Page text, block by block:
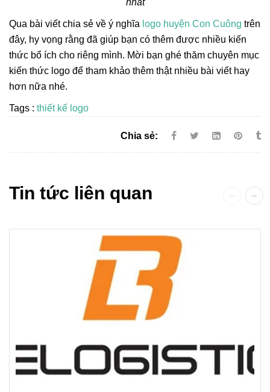
nhất
Qua bài viết chia sẻ về ý nghĩa logo huyện Con Cuông trên
đây, hy vọng rằng đã giúp bạn có thêm được nhiều kiến
thức bổ ích cho riêng mình. Mời bạn ghé thăm chuyên mục
kiến thức logo để tham khảo thêm thật nhiều bài viết hay
hơn nữa nhé.
Tags : thiết kế logo
Chia sẻ:
Tin tức liên quan